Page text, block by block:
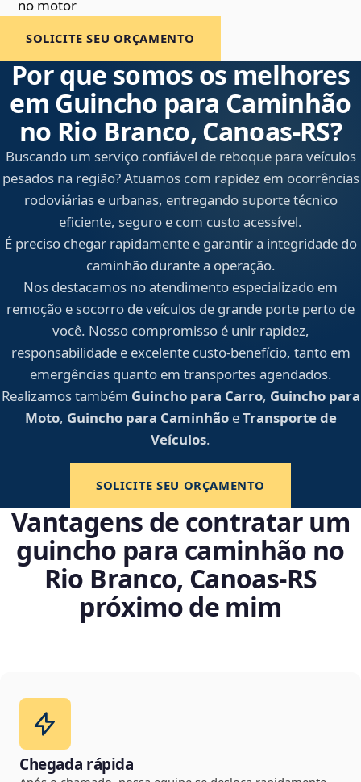
no motor
SOLICITE SEU ORÇAMENTO
Por que somos os melhores
em Guincho para Caminhão
no Rio Branco, Canoas‑RS?
Buscando um serviço confiável de reboque para veículos
pesados na região? Atuamos com rapidez em ocorrências
rodoviárias e urbanas, entregando suporte técnico
eficiente, seguro e com custo acessível.
É preciso chegar rapidamente e garantir a integridade do
caminhão durante a operação.
Nos destacamos no atendimento especializado em
remoção e socorro de veículos de grande porte perto de
você. Nosso compromisso é unir rapidez,
responsabilidade e excelente custo-benefício, tanto em
emergências quanto em transportes agendados.
Realizamos também Guincho para Carro, Guincho para
Moto, Guincho para CaminhãoeTransporte de
Veículos.
SOLICITE SEU ORÇAMENTO
Vantagens de contratar um
guincho para caminhão no
Rio Branco, Canoas‑RS
próximo de mim
Chegada rápida